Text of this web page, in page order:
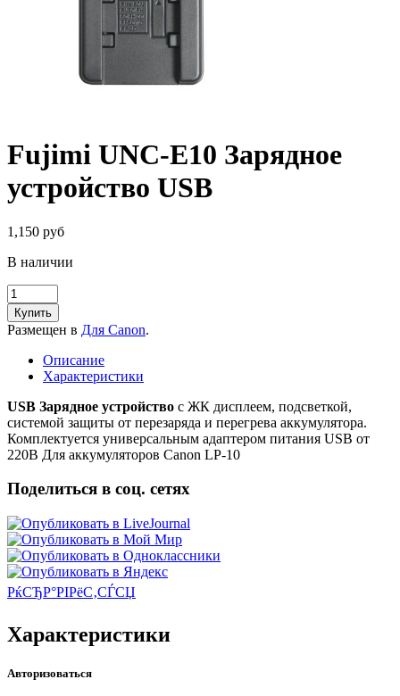
Fujimi UNC-E10 Зарядное
устройство USB
1,150 руб
В наличии
Купить
Размещен в Для Canon.
Описание
Характеристики
USB Зарядное устройство c ЖК дисплеем, подсветкой,
системой защиты от перезаряда и перегрева аккумулятора.
Комплектуется универсальным адаптером питания USB от
220В Для аккумуляторов Canon LP-10
Поделиться в соц. сетях
РќСЂР°РІРёС‚СЃСЏ
Характеристики
Авторизоваться